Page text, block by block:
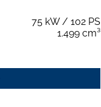
75 kW / 102 PS
1.499 cm³